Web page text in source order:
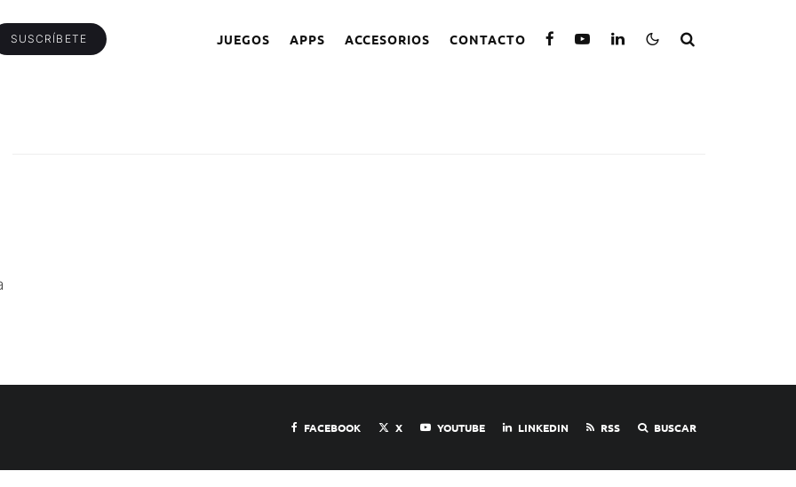
SUSCRÍBETE JUEGOS APPS ACCESORIOS CONTACTO
FACEBOOK X YOUTUBE LINKEDIN RSS BUSCAR